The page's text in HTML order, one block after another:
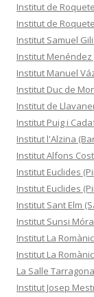
Institut de
Institut de
Institut Samuel
Institut Menéndez
Institut Manuel
Institut Duc de
Institut de
Institut Puig i
Institut l'Alzina
Institut Alfons
Institut Euclides
Institut Euclides
Institut Sant Elm
Institut Sunsi
Institut La
Institut La
La Salle Tarragona
Institut Josep